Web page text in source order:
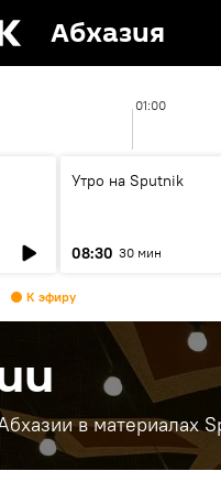
Абхазия
01:00
Утро на Sputnik
08:30 30 мин
К эфиру
в материалах